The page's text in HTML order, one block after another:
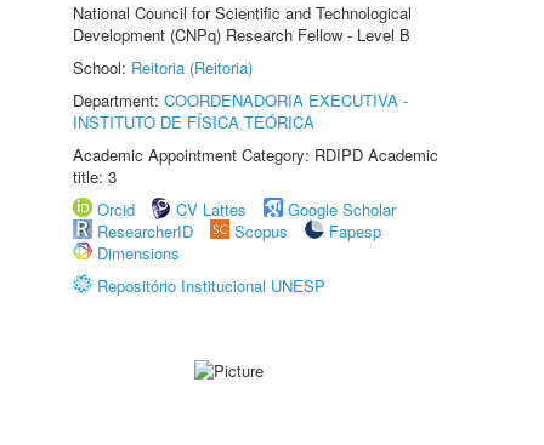
National Council for Scientific and Technological
Development (CNPq) Research Fellow - Level B
School: Reitoria (Reitoria)
Department: COORDENADORIA EXECUTIVA -
INSTITUTO DE FÍSICA TEÓRICA
Academic Appointment Category: RDIPD Academic
title: 3
Orcid
CV Lattes
Google Scholar
ResearcherID
Scopus
Fapesp
Dimensions
Repositório Institucional UNESP